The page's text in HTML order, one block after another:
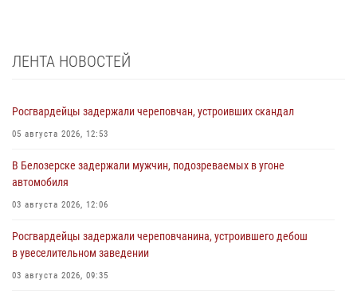
ЛЕНТА НОВОСТЕЙ
Росгвардейцы задержали череповчан, устроивших скандал
05 августа 2026, 12:53
В Белозерске задержали мужчин, подозреваемых в угоне
автомобиля
03 августа 2026, 12:06
Росгвардейцы задержали череповчанина, устроившего дебош
в увеселительном заведении
03 августа 2026, 09:35